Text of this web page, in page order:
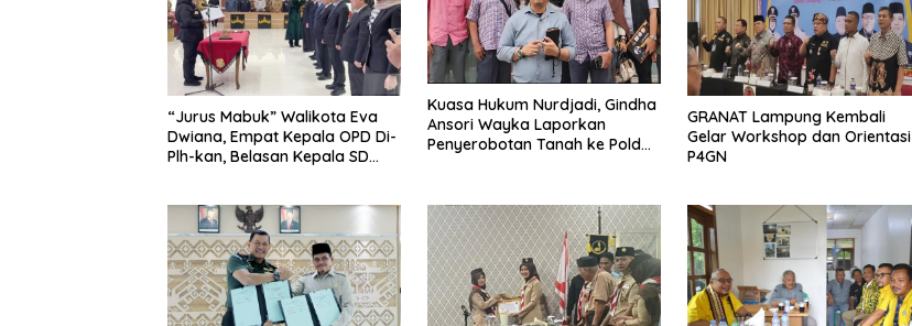
“Jurus Mabuk” Walikota Eva
Dwiana, Empat Kepala OPD Di-
Plh-kan, Belasan Kepala SD
Kuasa Hukum Nurdjadi, Gindha
Ansori Wayka Laporkan
Penyerobotan Tanah ke Polda
GRANAT Lampung Kembali
Gelar Workshop dan Orientasi
P4GN